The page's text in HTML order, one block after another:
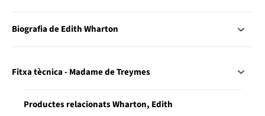
Biografia de Edith Wharton
Fitxa tècnica - Madame de Treymes
Productes relacionats Wharton, Edith